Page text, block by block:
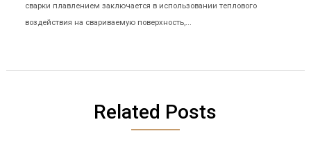
сварки плавлением заключается в использовании теплового
воздействия на свариваемую поверхность,...
Related Posts